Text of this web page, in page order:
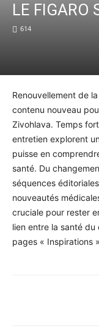
LE FIGARO
614
Renouvellement de
contenu nouveau
Zivohlava. Temps
entretien explorent
puisse en
santé. Du
séquences
nouveautés
cruciale pour rester
lien entre la santé du
pages « Inspirations